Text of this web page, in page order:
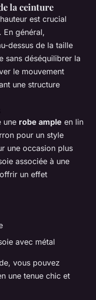
la ceinture
est crucial
. En général,
dessus de la taille
sans déséquilibrer la
le mouvement
une structure
une robe ample en lin
pour un style
une occasion plus
associée à une
un effet
avec métal
vous pouvez
une tenue chic et